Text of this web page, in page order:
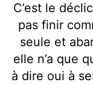
C’est le
pas finir
seule et
elle n’a que
à dire oui à